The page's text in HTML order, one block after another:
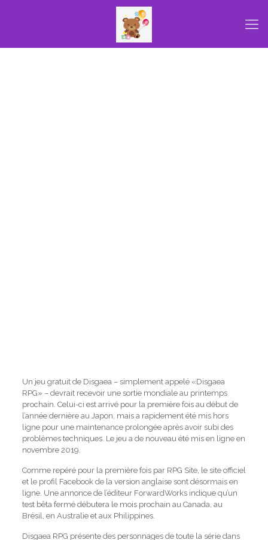
Un jeu gratuit de Disgaea – simplement appelé «Disgaea
RPG» – devrait recevoir une sortie mondiale au printemps
prochain. Celui-ci est arrivé pour la première fois au début de
l’année dernière au Japon, mais a rapidement été mis hors
ligne pour une maintenance prolongée après avoir subi des
problèmes techniques. Le jeu a de nouveau été mis en ligne en
novembre 2019.
Comme repéré pour la première fois par RPG Site, le site officiel
et le profil Facebook de la version anglaise sont désormais en
ligne. Une annonce de l’éditeur ForwardWorks indique qu’un
test bêta fermé débutera le mois prochain au Canada, au
Brésil, en Australie et aux Philippines.
Disgaea RPG présente des personnages de toute la série dans